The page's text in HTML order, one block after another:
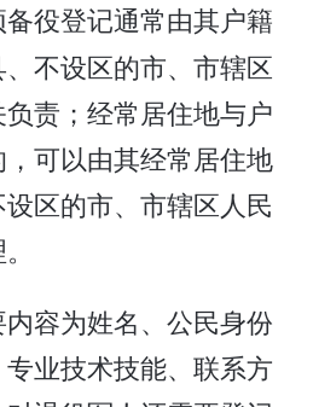
役登记通常由其户籍
不设区的市、市辖区
责；经常居住地与户
可以由其经常居住地
区的市、市辖区人民
容为姓名、公民身份
业技术技能、联系方